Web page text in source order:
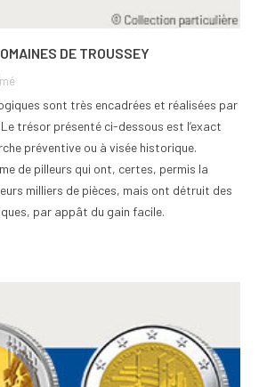
DE TROUSSEY
sont très encadrées et réalisées par
trésor présenté ci-dessous est l’exact
préventive ou à visée historique.
de pilleurs qui ont, certes, permis la
milliers de pièces, mais ont détruit des
par appât du gain facile.